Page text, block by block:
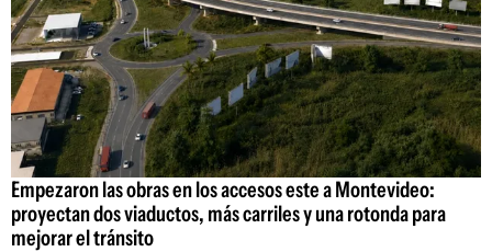
Empezaron las obras en los accesos este a Montevideo:
proyectan dos viaductos, más carriles y una rotonda para
mejorar el tránsito